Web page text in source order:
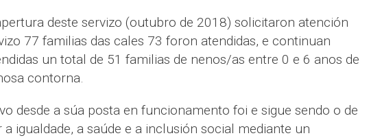
deste servizo (outubro de 2018) solicitaron atención
77 familias das cales 73 foron atendidas, e continuan
un total de 51 familias de nenos/as entre 0 e 6 anos de
contorna.
desde a súa posta en funcionamento foi e sigue sendo o de
igualdade, a saúde e a inclusión social mediante un